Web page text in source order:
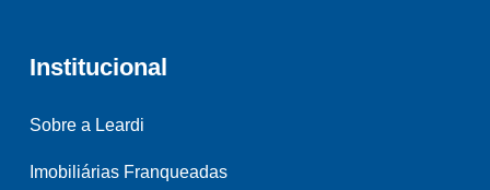
Institucional
Sobre a Leardi
Imobiliárias Franqueadas